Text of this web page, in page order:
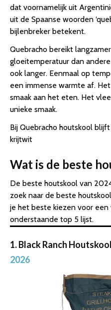
dat voornamelijk uit
uit de Spaanse woorden
bijlenbreker betekent.
Quebracho bereikt
gloeitemperatuur dan
ook langer. Eenmaal op
een immense warmte af.
smaak aan het eten. Het
unieke smaak.
Bij Quebracho houtskool
krijtwit
Wat is de beste
De beste houtskool van
zoek naar de beste
je het beste kiezen voor
onderstaande top 5 lijst.
1. Black Ranch Houtskool
2026